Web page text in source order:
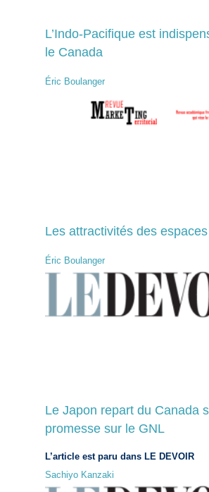
L’Indo-Pacifique est
le Canada
Éric Boulanger
Les attractivités des
Éric Boulanger
Le Japon repart du Canada
promesse sur le GNL
L’article est paru dans LE DEVOIR
Sachiyo Kanzaki